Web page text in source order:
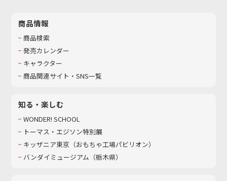
商品情報
商品検索
発売カレンダー
キャラクター
商品関連サイト・SNS一覧
知る・楽しむ
WONDER! SCHOOL
トーマス・エジソン特別展
キッザニア東京（おもちゃ工場パビリオン）​
バンダイミュージアム（栃木県）